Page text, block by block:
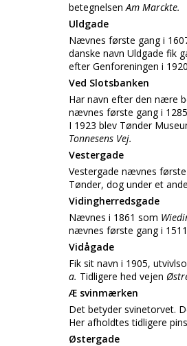
betegnelsenAm Marckte.
Uldgade
Nævnes første gang i
danske navn Uldgade fik
efter Genforeningen i
Ved Slotsbanken
Har navn efter den nære
nævnes første gang i
I 1923 blev Tønder
Tonnesens Vej.
Vestergade
Vestergade nævnes
Tønder, dog under et
Vidingherredsgade
Nævnes i 1861 som
nævnes første gang i
Vidågade
Fik sit navn i 1905,
a. Tidligere hed vejen
Æ svinmærken
Det betyder svinetorvet.
Her afholdtes tidligere
Østergade